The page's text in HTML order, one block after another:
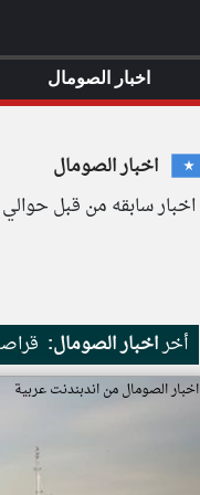
اخبار الصومال
اخبار سابقه من قبل حوالي ١ ساعة
أخراخبار الصومال:
اخبار الصومال من اندبندنت عربية
اخبار الصومال